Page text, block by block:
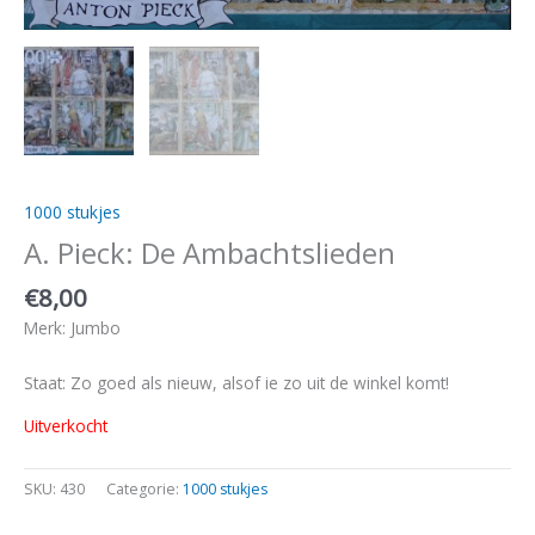
1000 stukjes
A. Pieck: De Ambachtslieden
€8,00
Merk: Jumbo
Staat: Zo goed als nieuw, alsof ie zo uit de winkel komt!
Uitverkocht
SKU: 430 Categorie: 1000 stukjes